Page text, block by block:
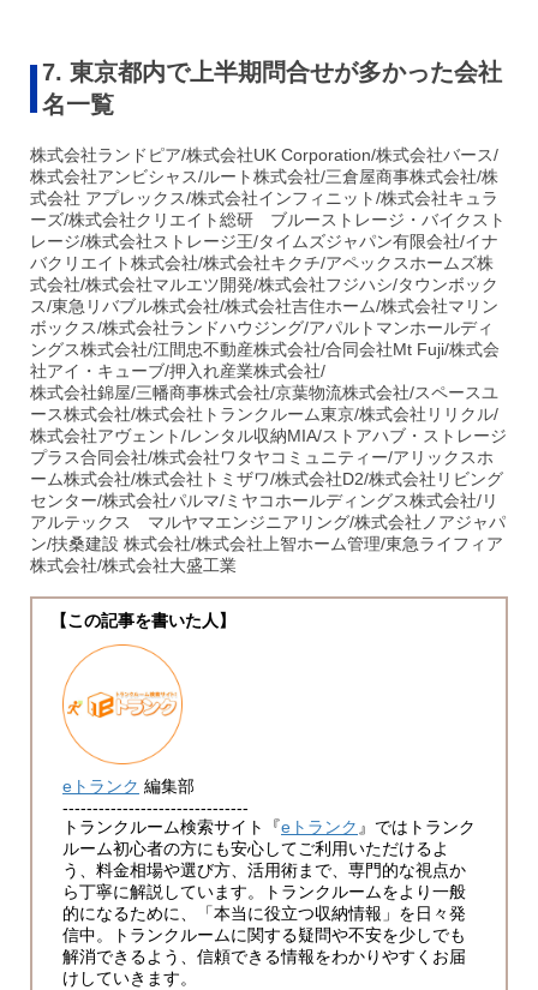
7. 東京都内で上半期問合せが多かった会社
名一覧
株式会社ランドピア/株式会社UK Corporation/株式会社バース/
株式会社アンビシャス/ルート株式会社/三倉屋商事株式会社/株
式会社 アプレックス/株式会社インフィニット/株式会社キュラ
ーズ/株式会社クリエイト総研 ブルーストレージ・バイクスト
レージ/株式会社ストレージ王/タイムズジャパン有限会社/イナ
バクリエイト株式会社/株式会社キクチ/アペックスホームズ株
式会社/株式会社マルエツ開発/株式会社フジハシ/タウンボック
ス/東急リバブル株式会社/株式会社吉住ホーム/株式会社マリン
ボックス/株式会社ランドハウジング/アパルトマンホールディ
ングス株式会社/江間忠不動産株式会社/合同会社Mt Fuji/株式会
社アイ・キューブ/押入れ産業株式会社/
株式会社錦屋/三幡商事株式会社/京葉物流株式会社/スペースユ
ース株式会社/株式会社トランクルーム東京/株式会社リリクル/
株式会社アヴェント/レンタル収納MIA/ストアハブ・ストレージ
プラス合同会社/株式会社ワタヤコミュニティー/アリックスホ
ーム株式会社/株式会社トミザワ/株式会社D2/株式会社リビング
センター/株式会社パルマ/ミヤコホールディングス株式会社/リ
アルテックス マルヤマエンジニアリング/株式会社ノアジャパ
ン/扶桑建設 株式会社/株式会社上智ホーム管理/東急ライフィア
株式会社/株式会社大盛工業
【この記事を書いた人】
eトランク 編集部
-------------------------------
トランクルーム検索サイト『eトランク』ではトランク
ルーム初心者の方にも安心してご利用いただけるよ
う、料金相場や選び方、活用術まで、専門的な視点か
ら丁寧に解説しています。トランクルームをより一般
的になるために、「本当に役立つ収納情報」を日々発
信中。トランクルームに関する疑問や不安を少しでも
解消できるよう、信頼できる情報をわかりやすくお届
けしていきます。